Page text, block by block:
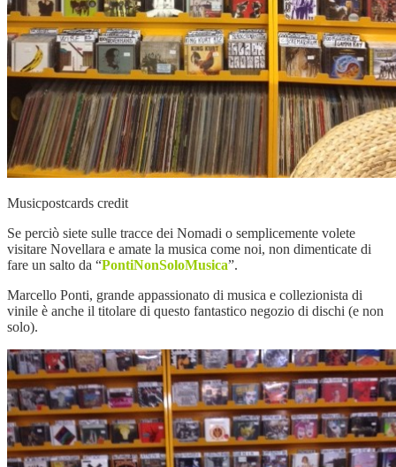
Musicpostcards credit
Se perciò siete sulle tracce dei Nomadi o semplicemente volete
visitare Novellara e amate la musica come noi, non dimenticate di
fare un salto da “PontiNonSoloMusica”.
Marcello Ponti, grande appassionato di musica e collezionista di
vinile è anche il titolare di questo fantastico negozio di dischi (e non
solo).